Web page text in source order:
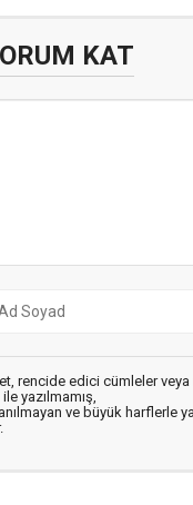
KAT
rencide edici cümleler veya
yazılmamış,
ve büyük harflerle